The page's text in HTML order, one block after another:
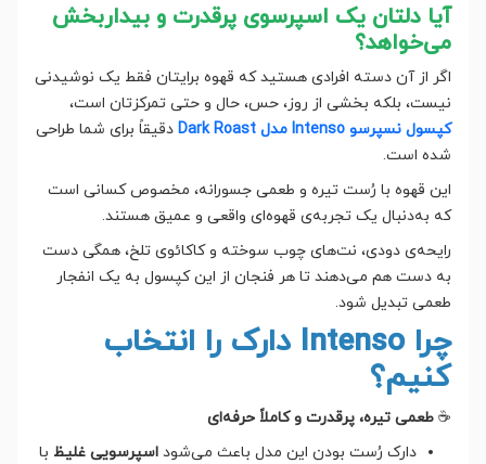
آیا دلتان یک اسپرسوی پرقدرت و بیداربخش
می‌خواهد؟
اگر از آن دسته افرادی هستید که قهوه برایتان فقط یک نوشیدنی
نیست، بلکه بخشی از روز، حس، حال و حتی تمرکزتان است،
کپسول نسپرسو Intenso مدل Dark Roast
دقیقاً برای شما طراحی
شده است.
این قهوه با رُست تیره و طعمی جسورانه، مخصوص کسانی است
که به‌دنبال یک تجربه‌ی قهوه‌ای واقعی و عمیق هستند.
رایحه‌ی دودی، نت‌های چوب سوخته و کاکائوی تلخ، همگی دست
به دست هم می‌دهند تا هر فنجان از این کپسول به یک انفجار
طعمی تبدیل شود.
چرا Intenso دارک را انتخاب
کنیم؟
☕ طعمی تیره، پرقدرت و کاملاً حرفه‌ای
دارک رُست بودن این مدل باعث می‌شود اسپرسویی غلیظ با